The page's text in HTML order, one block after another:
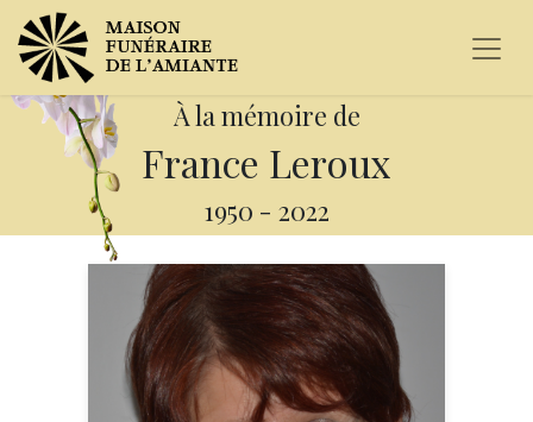
À la mémoire de
France Leroux
1950 - 2022